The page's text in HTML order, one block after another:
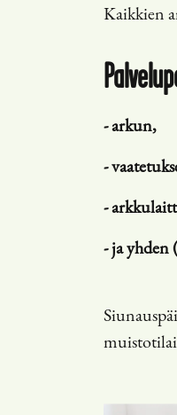
Kaikkien
- arkun,
-
-
- ja